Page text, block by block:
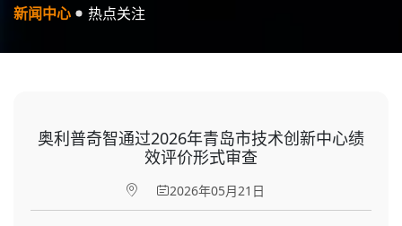
新闻中心 热点关注
奥利普奇智通过2026年青岛市技术创新中心绩
效评价形式审查
2026年05月21日